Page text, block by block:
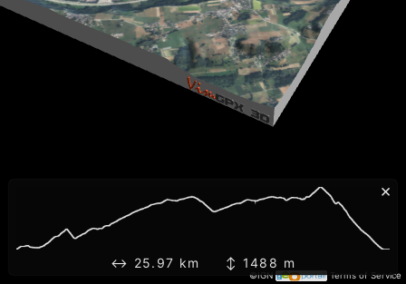
©IGN Terms of Service
×
↔ 25.97 km ↕ 1488 m